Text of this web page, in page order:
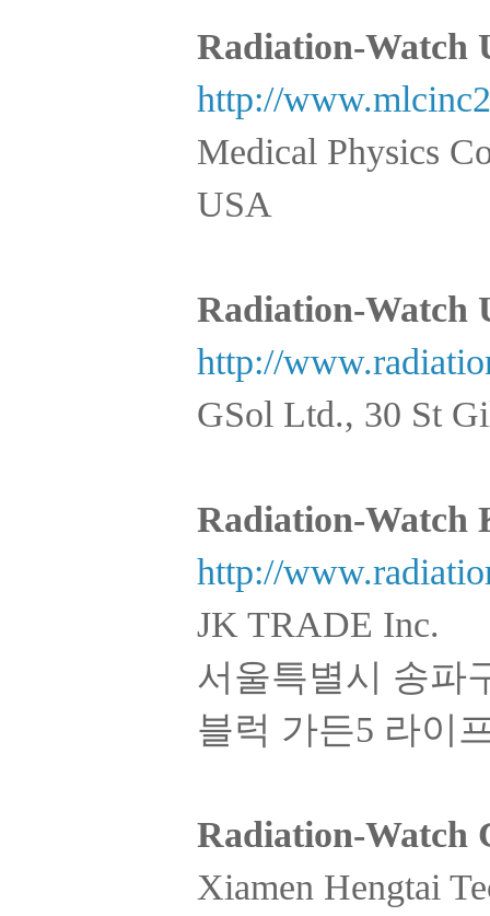
Radiation-Watch
http://
Medical Physics
USA
Radiation-Watch
http://
GSol Ltd., 30 St
Radiation-Watch
http://
JK TRADE Inc.
서울특별시 송파
블럭 가든5 라이
Radiation-Watch
Xiamen Hengtai